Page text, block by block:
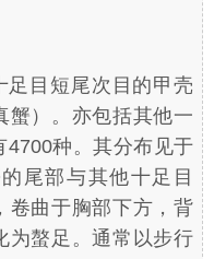
足目短尾次目的甲壳
蟹）。亦包括其他一
种。其分布见于
尾部与其他十足目
卷曲于胸部下方，背
为螯足。通常以步行